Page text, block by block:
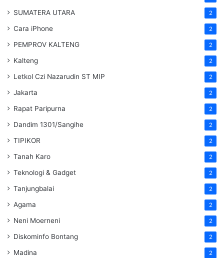
SUMATERA UTARA 2
Cara iPhone 2
PEMPROV KALTENG 2
Kalteng 2
Letkol Czi Nazarudin ST MIP 2
Jakarta 2
Rapat Paripurna 2
Dandim 1301/Sangihe 2
TIPIKOR 2
Tanah Karo 2
Teknologi & Gadget 2
Tanjungbalai 2
Agama 2
Neni Moerneni 2
Diskominfo Bontang 2
Madina 2